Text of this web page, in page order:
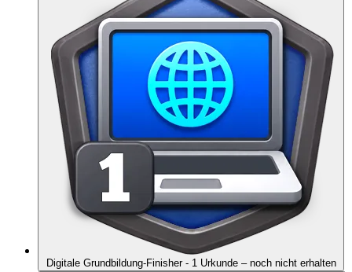
Digitale Grundbildung-Finisher - 1 Urkunde – noch nicht erhalten